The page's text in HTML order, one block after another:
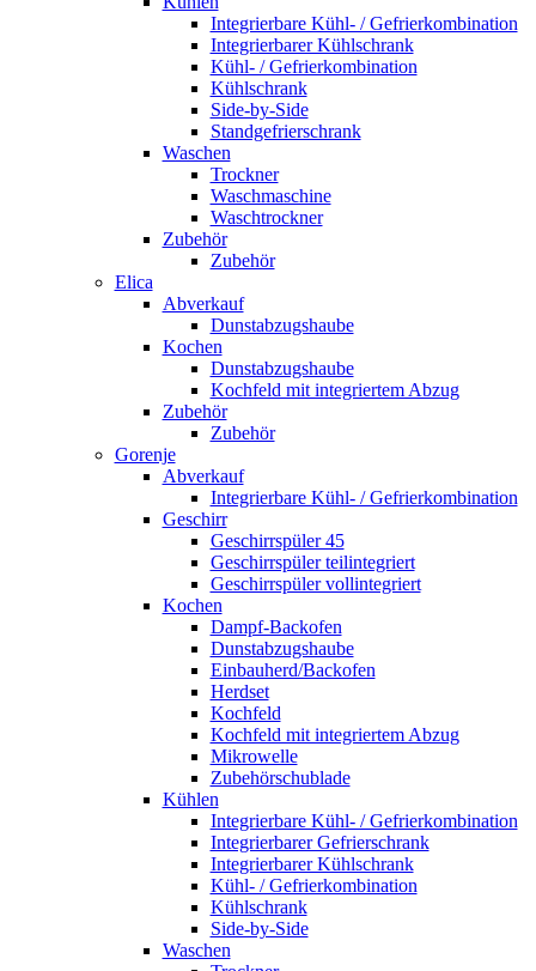
Integrierbare Kühl- / Gefrierkombination
Integrierbarer Kühlschrank
Kühl- / Gefrierkombination
Kühlschrank
Side-by-Side
Standgefrierschrank
Waschen
Trockner
Waschmaschine
Waschtrockner
Zubehör
Zubehör
Elica
Abverkauf
Dunstabzugshaube
Kochen
Dunstabzugshaube
Kochfeld mit integriertem Abzug
Zubehör
Zubehör
Gorenje
Abverkauf
Integrierbare Kühl- / Gefrierkombination
Geschirr
Geschirrspüler 45
Geschirrspüler teilintegriert
Geschirrspüler vollintegriert
Kochen
Dampf-Backofen
Dunstabzugshaube
Einbauherd/Backofen
Herdset
Kochfeld
Kochfeld mit integriertem Abzug
Mikrowelle
Zubehörschublade
Kühlen
Integrierbare Kühl- / Gefrierkombination
Integrierbarer Gefrierschrank
Integrierbarer Kühlschrank
Kühl- / Gefrierkombination
Kühlschrank
Side-by-Side
Waschen